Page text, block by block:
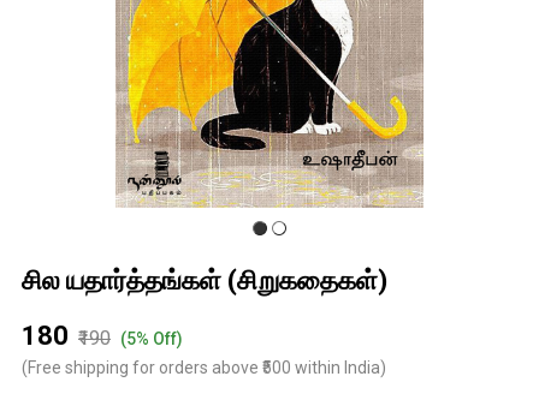
சில யதார்த்தங்கள் (சிறுகதைகள்)
₹180 ₹190 (5% Off)
(Free shipping for orders above ₹500 within India)